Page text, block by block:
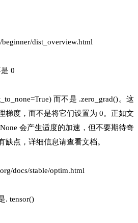
dist_overview.html
0
而不是 .zero_grad()。这
梯度，而不是将它们设置为 0。正如文
会产生适度的加速，但不要期待奇
缺点，详细信息请查看文档。
docs/stable/optim.html
. tensor()